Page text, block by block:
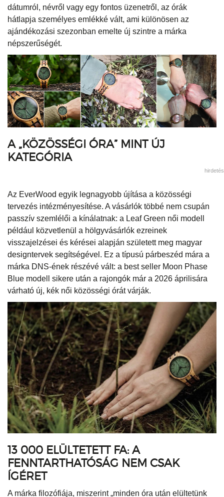
dátumról, névről vagy egy fontos üzenetről, az órák
hátlapja személyes emlékké vált, ami különösen az
ajándékozási szezonban emelte új szintre a márka
népszerűségét.
A „KÖZÖSSÉGI ÓRA” MINT ÚJ
KATEGÓRIA
hirdetés
Az EverWood egyik legnagyobb újítása a közösségi
tervezés intézményesítése. A vásárlók többé nem csupán
passzív szemlélői a kínálatnak: a Leaf Green női modell
például közvetlenül a hölgyvásárlók ezreinek
visszajelzései és kérései alapján született meg magyar
designtervek segítségével. Ez a típusú párbeszéd mára a
márka DNS-ének részévé vált: a best seller Moon Phase
Blue modell sikere után a rajongók már a 2026 áprilisára
várható új, kék női közösségi órát várják.
13 000 ELÜLTETETT FA: A
FENNTARTHATÓSÁG NEM CSAK
ÍGÉRET
A márka filozófiája, miszerint „minden óra után elültetünk